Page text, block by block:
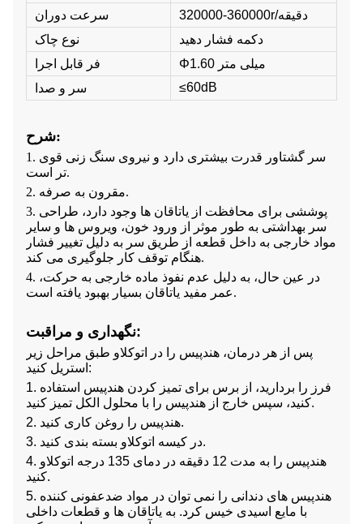
سرعت دوران
320000-360000r/دقیقه
نوع چاک
فر قابل اجرا
Φ1.60 میلی متر
سر و صدا
≤60dB
شرح:
1. سر گشتاور قدرت بیشتری دارد و نیروی سنگ زنی قوی
تر است.
2. مقرون به صرفه.
3. پوششی برای محافظت از یاتاقان ها وجود دارد، طراحی
سر بهداشتی به طور موثر از ورود خون، ویروس ها و سایر
مواد خارجی به داخل قطعه از طریق سر به دلیل تغییر فشار
هنگام توقف کار جلوگیری می کند.
4. در عین حال، به دلیل عدم نفوذ ماده خارجی به حرکت،
عمر مفید یاتاقان بسیار بهبود یافته است.
نگهداری و مراقبت:
پس از هر درمان، هندپیس را در اتوکلاو طبق مراحل زیر
استریل کنید:
1. فرز را بردارید، از برس برای تمیز کردن هندپیس استفاده
کنید، سپس خارج از هندپیس را با محلول الکل تمیز کنید.
2. هندپیس را روغن کاری کنید.
3. در کیسه اتوکلاو بسته بندی کنید.
4. هندپیس را به مدت 12 دقیقه در دمای 135 درجه اتوکلاو
کنید.
5. هندپیس های دندانی را نمی توان در مواد ضدعفونی کننده
با مایع اسیدی خیس کرد. به یاتاقان ها و قطعات داخلی